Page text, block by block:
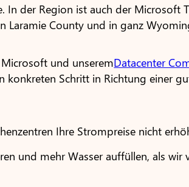
In der Region ist auch der Microsoft
Laramie County und in ganz
und unseremDatacenter
konkreten Schritt in Richtung einer
Ihre Strompreise nicht
und mehr Wasser auffüllen, als wir